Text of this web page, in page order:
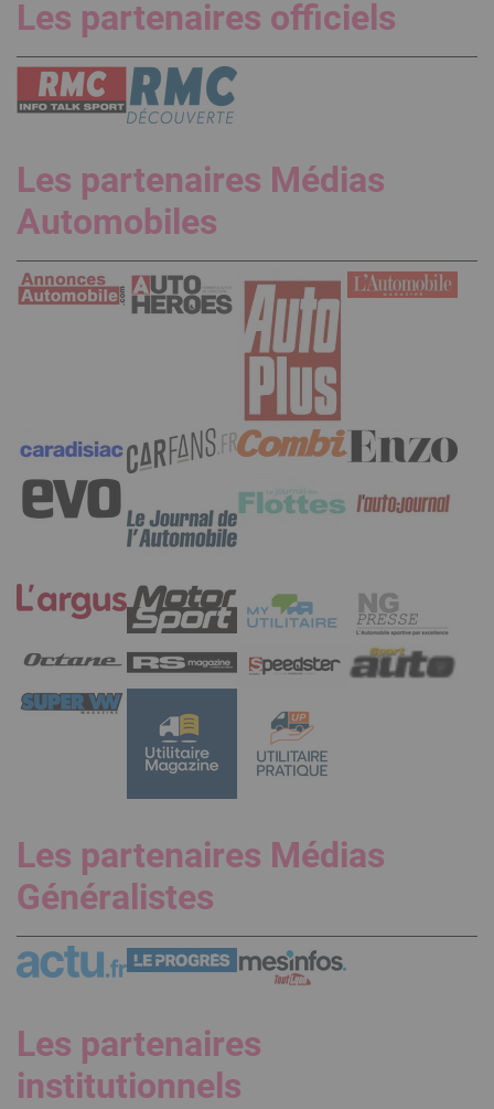
Les partenaires officiels
Les partenaires Médias
Automobiles
Les partenaires Médias
Généralistes
Les partenaires
institutionnels